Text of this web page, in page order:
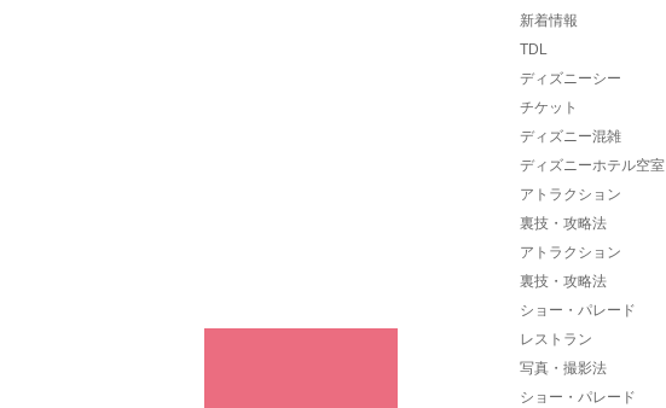
新着情報
TDL
ディズニーシー
チケット
ディズニー混雑
ディズニーホテル空室
アトラクション
裏技・攻略法
アトラクション
裏技・攻略法
ショー・パレード
レストラン
写真・撮影法
ショー・パレード